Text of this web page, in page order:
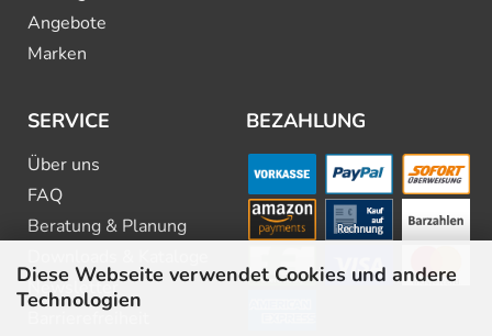
Diese Webseite verwendet Cookies und andere
Technologien
Angebote
Marken
SERVICE
Über uns
FAQ
Beratung & Planung
Newsletter
Barrierefreiheit
BEZAHLUNG